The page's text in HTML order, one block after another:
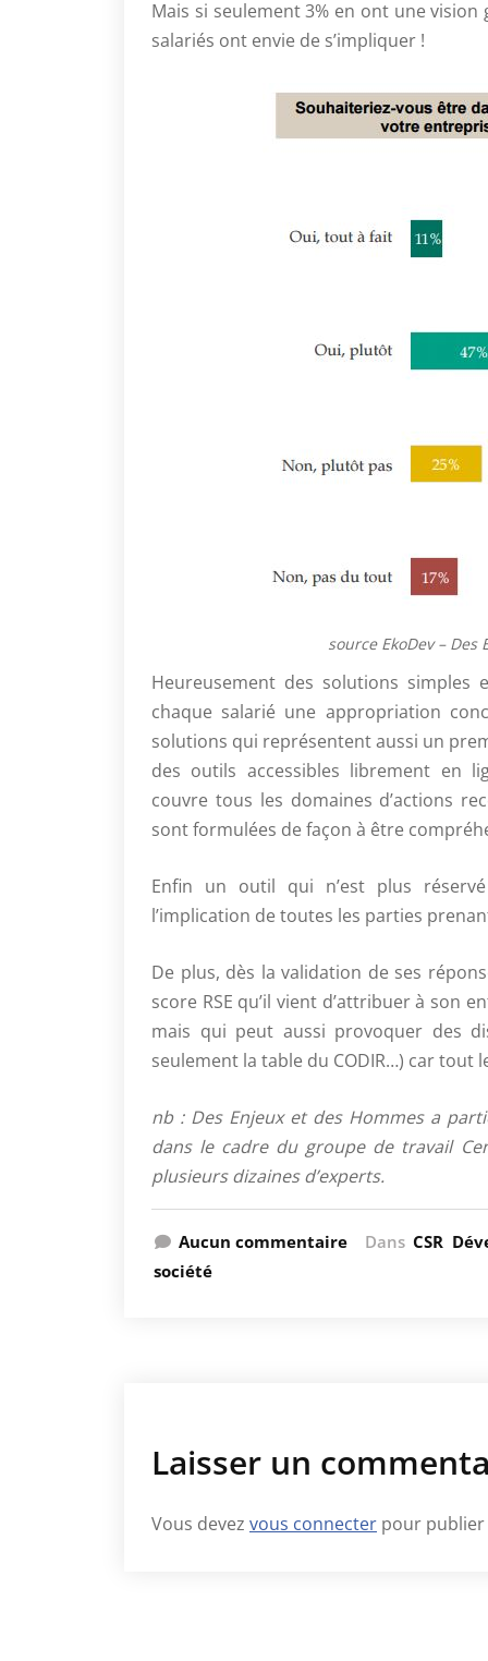
Mais si seulement 3% en ont une
salariés ont envie de s’impliquer !
source EkoDev – Des
Heureusement des solutions
chaque salarié une appropriation
solutions qui représentent aussi un
des outils accessibles librement en
couvre tous les domaines d’actions
sont formulées de façon à être
Enfin un outil qui n’est plus
l’implication de toutes les parties
De plus, dès la validation de ses
score RSE qu’il vient d’attribuer à son
mais qui peut aussi provoquer des
seulement la table du CODIR…) car tout
nb : Des Enjeux et des Hommes a
dans le cadre du groupe de travail
plusieurs dizaines d’experts.
Aucun commentaire Dans CSR
société
Laisser un
Vous devez vous connecter pour